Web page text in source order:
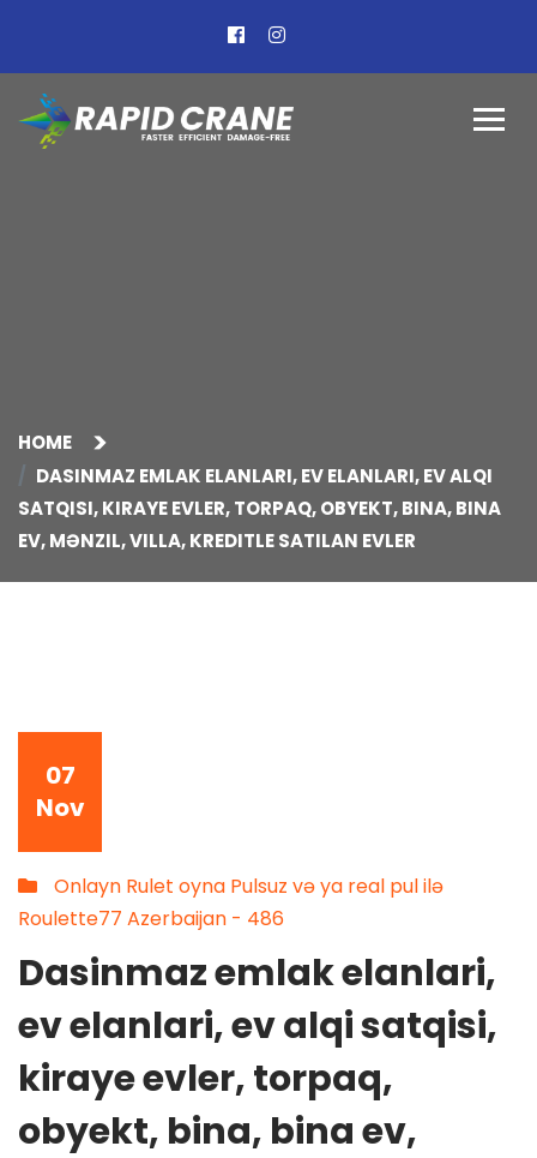
HOME
DASINMAZ EMLAK ELANLARI, EV ELANLARI, EV ALQI
SATQISI, KIRAYE EVLER, TORPAQ, OBYEKT, BINA, BINA
EV, MƏNZIL, VILLA, KREDITLE SATILAN EVLER
07
Nov
Onlayn Rulet oyna Pulsuz və ya real pul ilə
Roulette77 Azerbaijan - 486
Dasinmaz emlak elanlari,
ev elanlari, ev alqi satqisi,
kiraye evler, torpaq,
obyekt, bina, bina ev,